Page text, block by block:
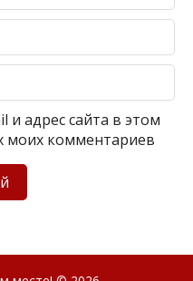
и адрес сайта в этом
моих комментариев